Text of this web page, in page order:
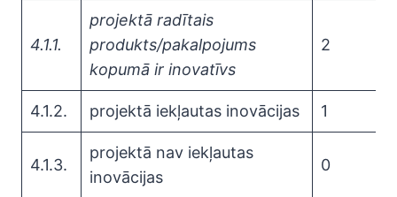
4.1.1.
projektā radītais
produkts/pakalpojums
kopumā ir inovatīvs
2
4.1.2. projektā iekļautas inovācijas 1
4.1.3.
projektā nav iekļautas
inovācijas
0